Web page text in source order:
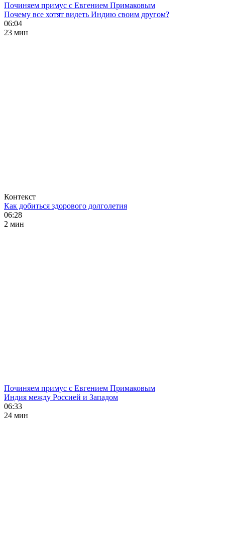
Починяем примус с Евгением Примаковым
Почему все хотят видеть Индию своим другом?
06:04
23 мин
Контекст
Как добиться здорового долголетия
06:28
2 мин
Починяем примус с Евгением Примаковым
Индия между Россией и Западом
06:33
24 мин